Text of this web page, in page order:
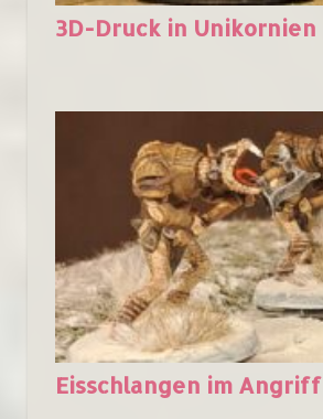
3D-Druck in Unikornien
Eisschlangen im Angriff